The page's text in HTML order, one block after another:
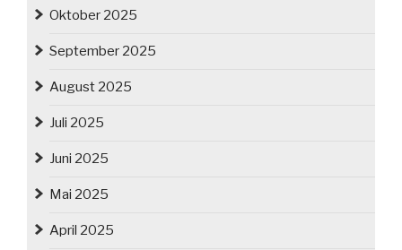
Oktober 2025
September 2025
August 2025
Juli 2025
Juni 2025
Mai 2025
April 2025